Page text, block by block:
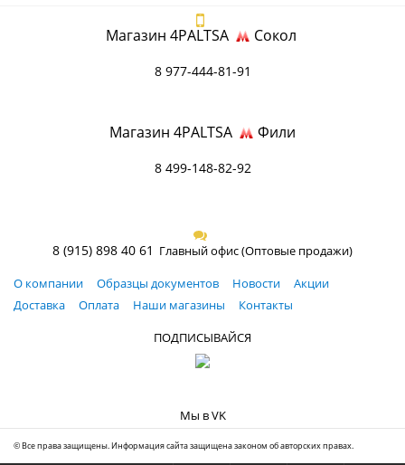
Магазин 4PALTSA Сокол
8 977-444-81-91
Магазин 4PALTSA Фили
8 499-148-82-92
8 (915) 898 40 61 Главный офис (Оптовые продажи)
О компании
Образцы документов Новости
Акции
Доставка
Оплата Наши магазины
Контакты
ПОДПИСЫВАЙСЯ
Мы в VK
© Все права защищены. Информация сайта защищена законом об авторских правах.